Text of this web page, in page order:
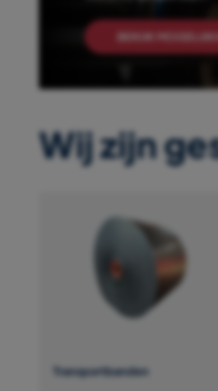
BEKIJK
Wij zijn
Transportbanden